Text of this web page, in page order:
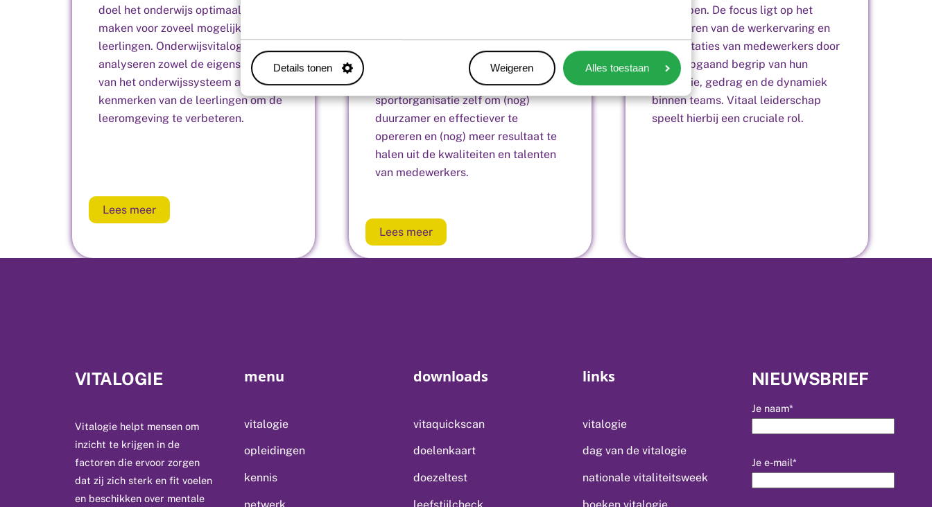
Details tonen Weigeren Alles toestaan
doel het onderwijs optimaal te
maken voor zoveel mogelijk
leerlingen. Onderwijsvitalogen
analyseren zowel de eigenschappen
van het onderwijssysteem als de
kenmerken van de leerlingen om de
leeromgeving te verbeteren.
Lees meer
carrière. Daarnaast richt
Sportvitalogie zich ook op de
sportorganisatie zelf om (nog)
duurzamer en effectiever te
opereren en (nog) meer resultaat te
halen uit de kwaliteiten en talenten
van medewerkers.
Lees meer
in groepen. De focus ligt op het
verbeteren van de werkervaring en
de prestaties van medewerkers door
een diepgaand begrip van hun
motivatie, gedrag en de dynamiek
binnen teams. Vitaal leiderschap
speelt hierbij een cruciale rol.
VITALOGIE
Vitalogie helpt mensen om
inzicht te krijgen in de
factoren die ervoor zorgen
dat zij zich sterk en fit voelen
en beschikken over mentale
menu
vitalogie
opleidingen
kennis
downloads
vitaquickscan
doelenkaart
doezeltest
links
vitalogie
dag van de vitalogie
nationale vitaliteitsweek
NIEUWSBRIEF
Je naam*
Je e-mail*